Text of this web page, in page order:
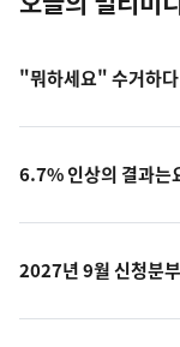
"뭐하세요" 수거하
6.7% 인상의 결과는
2027년 9월 신청분